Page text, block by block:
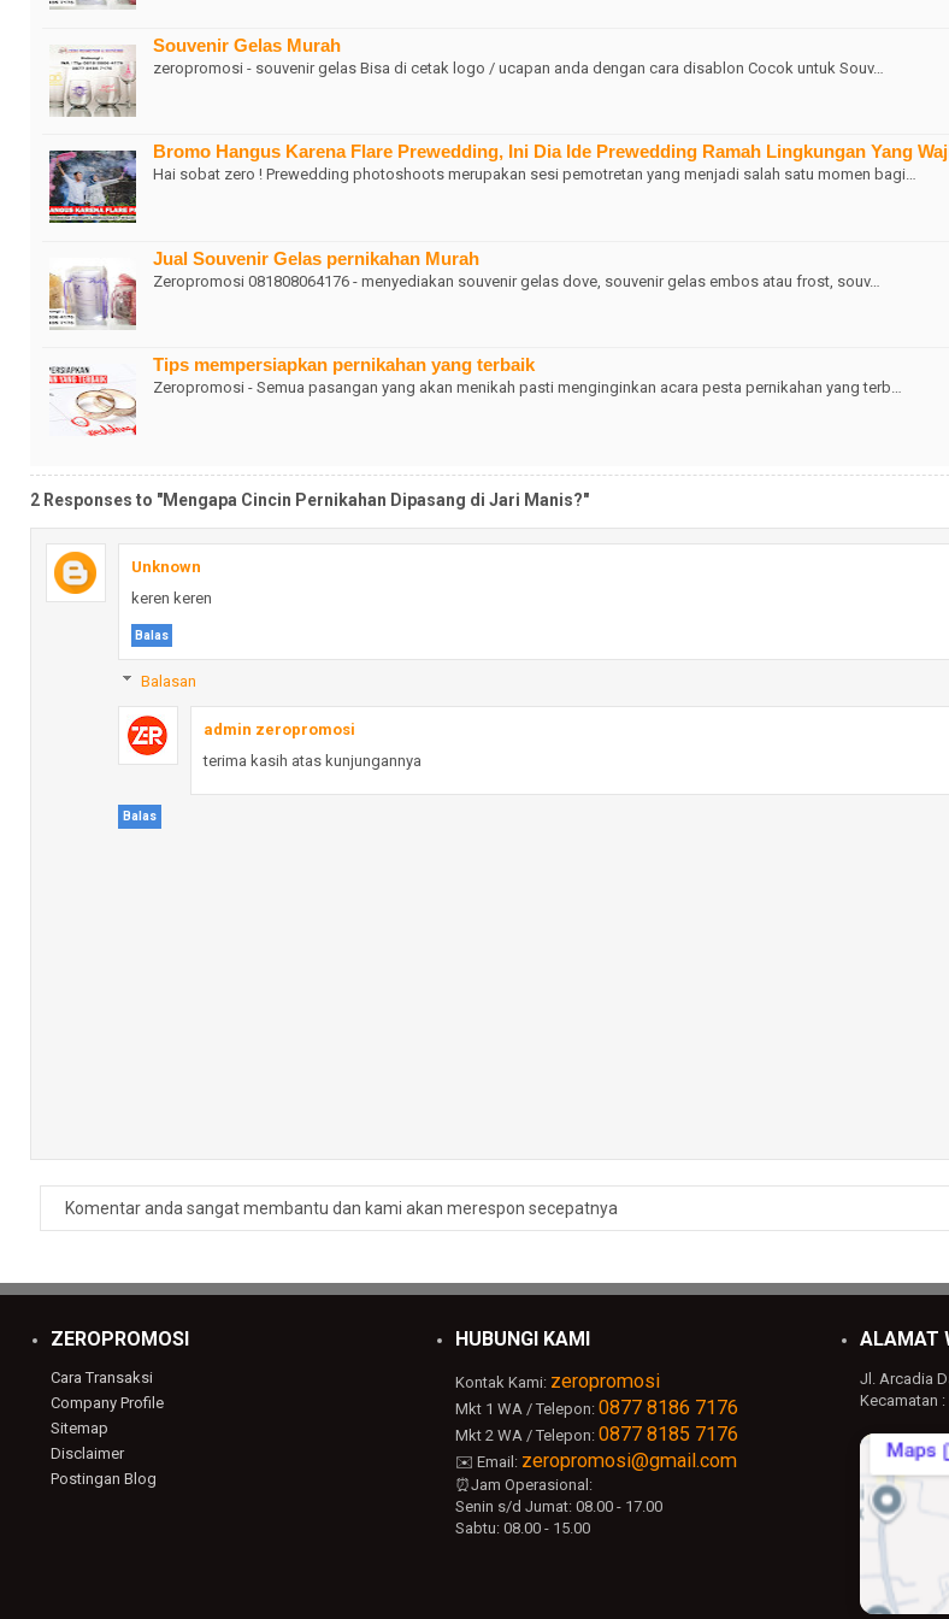
Souvenir Gelas Murah
zeropromosi - souvenir gelas Bisa di cetak logo / ucapan anda dengan cara disablon Cocok untuk Souv…
Bromo Hangus Karena Flare Prewedding, Ini Dia Ide Prewedding Ramah Lingkungan Yang
Hai sobat zero ! Prewedding photoshoots merupakan sesi pemotretan yang menjadi salah satu momen bagi…
Jual Souvenir Gelas pernikahan Murah
Zeropromosi 081808064176 - menyediakan souvenir gelas dove, souvenir gelas embos atau frost, souv…
Tips mempersiapkan pernikahan yang terbaik
Zeropromosi - Semua pasangan yang akan menikah pasti menginginkan acara pesta pernikahan yang terb…
2 Responses to "Mengapa Cincin Pernikahan Dipasang di Jari Manis?"
Unknown
keren keren
Balas
Balasan
admin zeropromosi
terima kasih atas kunjungannya
Balas
Komentar anda sangat membantu dan kami akan merespon secepatnya
ZEROPROMOSI
Cara Transaksi
Company Profile
Sitemap
Disclaimer
Postingan Blog
HUBUNGI KAMI
Kontak Kami: zeropromosi
Mkt 1 WA / Telepon: 0877 8186 7176
Mkt 2 WA / Telepon: 0877 8185 7176
✉️ Email: zeropromosi@gmail.com
⏰Jam Operasional:
Senin s/d Jumat: 08.00 - 17.00
Sabtu: 08.00 - 15.00
ALAMAT
Jl. Arcadia
Kecamatan